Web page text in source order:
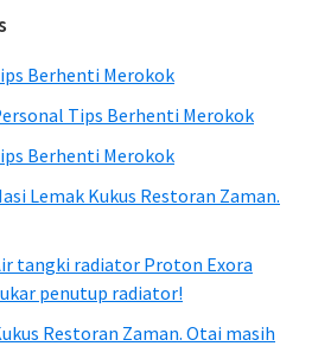
Berhenti Merokok
Tips Berhenti Merokok
Berhenti Merokok
Lemak Kukus Restoran Zaman.
tangki radiator Proton Exora
penutup radiator!
Restoran Zaman. Otai masih